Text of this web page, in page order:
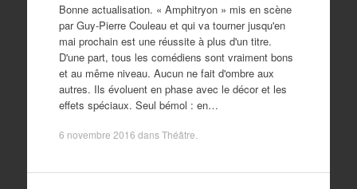
Bonne actualisation. « Amphitryon » mis en scène
par Guy-Pierre Couleau et qui va tourner jusqu'en
mai prochain est une réussite à plus d'un titre.
D'une part, tous les comédiens sont vraiment bons
et au même niveau. Aucun ne fait d'ombre aux
autres. Ils évoluent en phase avec le décor et les
effets spéciaux. Seul bémol : en…
6 novembre 2016 dansThéâtre